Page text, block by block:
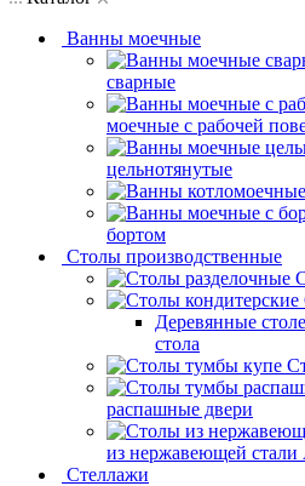
Ванны моечные
сварные
моечные с рабочей
цельнотянутые
бортом
Столы производственные
Деревянные
стола
распашные двери
из нержавеющей стали
Стеллажи